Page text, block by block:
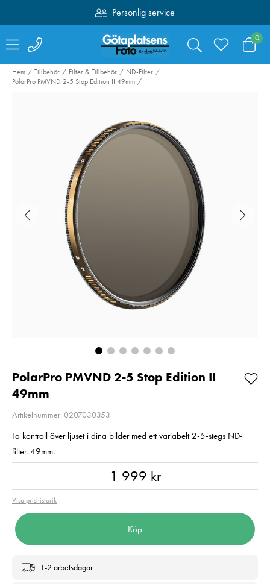
Personlig service
Fri frakt över 1000:-
0
NiSi Black Mist 1/4
1 790 kr
1 790 kr
I lager
Hem Tillbehör Filter & Tillbehör
ND-Filter
PolarPro PMVND 2-5 Stop Edition II 49mm
PolarPro PMVND 2-5 Stop Edition II
49mm
Artikelnummer: 0207030353
Ta kontroll över ljuset i dina bilder med ett variabelt 2-5-stegs ND-
filter. 49mm.
1 999 kr
Visa prishistorik
Köp
1-2 arbetsdagar